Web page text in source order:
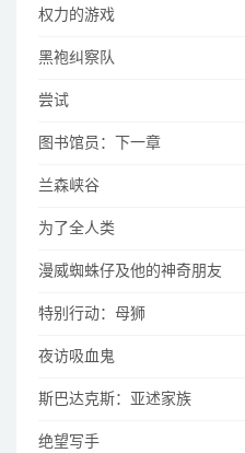
权力的游戏
黑袍纠察队
尝试
图书馆员：下一章
兰森峡谷
为了全人类
漫威蜘蛛仔及他的神奇朋友
特别行动：母狮
夜访吸血鬼
斯巴达克斯：亚述家族
绝望写手